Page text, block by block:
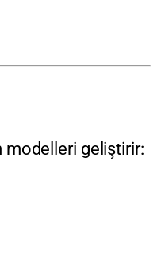
modelleri geliştirir: